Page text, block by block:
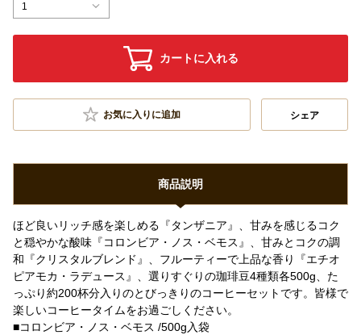
1
カートに入れる
お気に入りに追加 シェア
商品説明
ほど良いリッチ感を楽しめる『タンザニア』、甘みを感じるコク
と穏やかな酸味『コロンビア・ノス・ベモス』、甘みとコクの調
和『クリスタルブレンド』、フルーティーで上品な香り『エチオ
ピアモカ・ラデュース』、選りすぐりの珈琲豆4種類各500g、た
っぷり約200杯分入りのとびっきりのコーヒーセットです。皆様で
楽しいコーヒータイムをお過ごしください。
■コロンビア・ノス・ベモス /500g入袋